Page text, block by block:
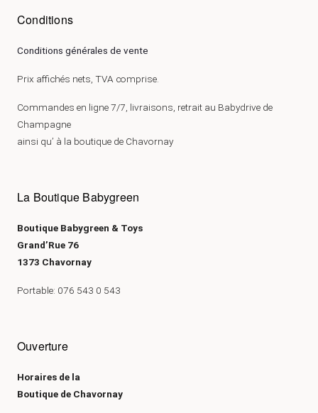
Conditions
Conditions générales de vente
Prix affichés nets, TVA comprise.
Commandes en ligne 7/7, livraisons, retrait au Babydrive de
Champagne
ainsi qu’ à la boutique de Chavornay
La Boutique Babygreen
Boutique Babygreen & Toys
Grand’Rue 76
1373 Chavornay
Portable: 076 543 0 543
Ouverture
Horaires de la
Boutique de Chavornay